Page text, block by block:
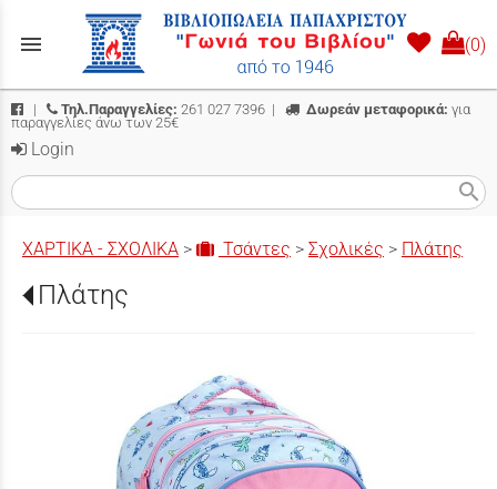
menu (0)
| Τηλ.Παραγγελίες: 261 027 7396 | Δωρεάν μεταφορικά: για
παραγγελίες άνω των 25€
Login
search
ΧΑΡΤΙΚΑ - ΣΧΟΛΙΚΑ > Τσάντες > Σχολικές > Πλάτης
Πλάτης